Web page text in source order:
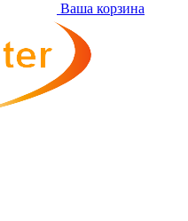
Ваша корзина